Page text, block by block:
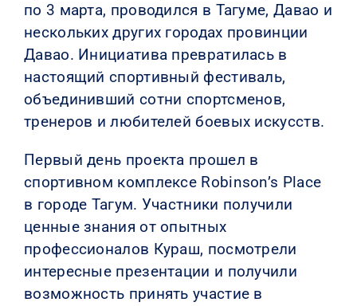
по 3 марта, проводился в Тагуме, Давао и
нескольких других городах провинции
Давао. Инициатива превратилась в
настоящий спортивный фестиваль,
объединивший сотни спортсменов,
тренеров и любителей боевых искусств.
Первый день проекта прошел в
спортивном комплексе Robinson’s Place
в городе Тагум. Участники получили
ценные знания от опытных
профессионалов Кураш, посмотрели
интересные презентации и получили
возможность принять участие в